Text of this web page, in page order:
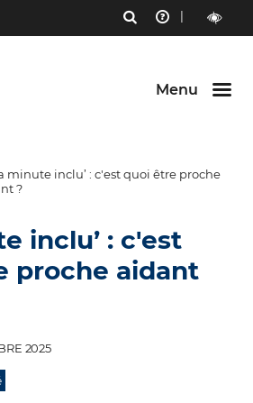
Menu
RECHERCHE
AIDE
Menu
minute inclu’ : c'est quoi être proche
?
inclu’ : c'est
proche aidant
2025